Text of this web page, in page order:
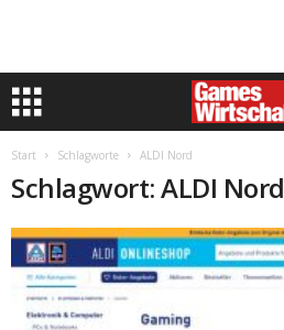
Start Schlagworte ALDI Nord
Schlagwort: ALDI Nord